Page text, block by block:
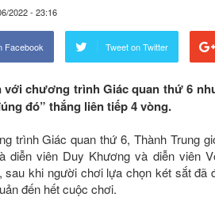
2022 - 23:16
Facebook Tweet on Twitter
với chương trình Giác quan thứ 6
đó” thắng liên tiếp 4 vòng.
trình Giác quan thứ 6, Thành Trung
diễn viên Duy Khương và diễn viên
sau khi người chơi lựa chọn két sắt
đến hết cuộc chơi.